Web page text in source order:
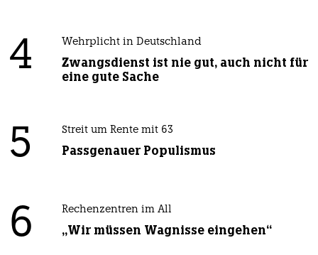
4 Wehrplicht in Deutschland
Zwangsdienst ist nie gut, auch nicht für
eine gute Sache
5 Streit um Rente mit 63
Passgenauer Populismus
6 Rechenzentren im All
„Wir müssen Wagnisse eingehen“